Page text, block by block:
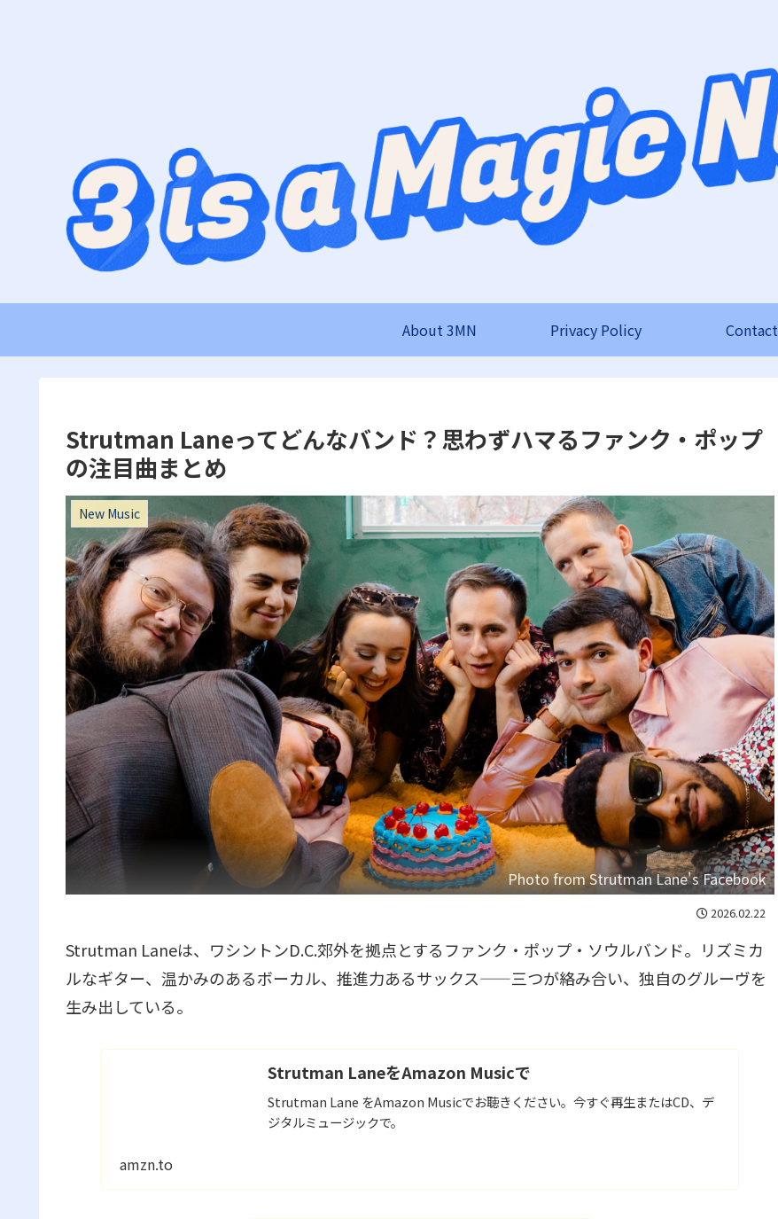
About 3MN Privacy Policy Contact
Strutman Laneってどんなバンド？思わずハマるファンク・ポップ
の注目曲まとめ
New Music
Photo from Strutman Lane's Facebook
2026.02.22
Strutman Laneは、ワシントンD.C.郊外を拠点とするファンク・ポップ・ソウルバンド。リズミカ
ルなギター、温かみのあるボーカル、推進力あるサックス——三つが絡み合い、独自のグルーヴを
生み出している。
Strutman LaneをAmazon Musicで
Strutman Lane をAmazon Musicでお聴きください。今すぐ再生またはCD、デ
ジタルミュージックで。
amzn.to